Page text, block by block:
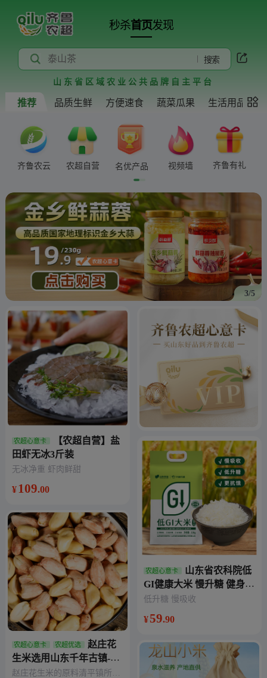
秒杀首页发现
泰山板栗
烟台苹果
泰山茶
莱阳梨
德州扒鸡
崂山绿茶
马家沟芹菜
东营区特产系列
苍山辣椒
搜索
山东省区域农业公共品牌自主平台
推荐 品质生鲜 方便速食 蔬菜瓜果 生活用品
齐鲁农云 农超自营 名优产品 视频墙 齐鲁有礼
3/5
农超心意卡
【农超自营】盐
田虾无冰3斤装
无冰净重 虾肉鲜甜
¥109.00
农超心意卡 农超优选
赵庄花
生米选用山东千年古镇-清
平镇当地沙土地所产弯粒
赵庄花生米的原料清平镇所产
农超心意卡
山东省农科院低
GI健康大米 慢升糖 健身减
脂 孕妇老人营养主食 慢吸
低升糖 慢吸收
¥59.90